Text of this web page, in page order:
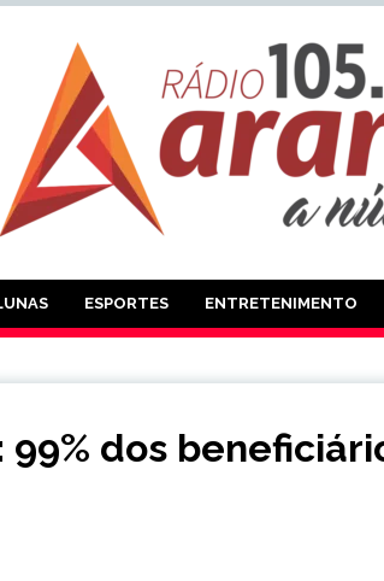
ESPORTES ENTRETENIMENTO
dos